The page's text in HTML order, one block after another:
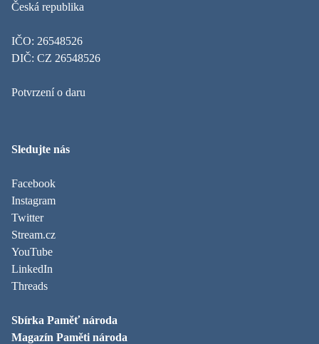
Česká republika
IČO: 26548526
DIČ: CZ 26548526
Potvrzení o daru
Sledujte nás
Facebook
Instagram
Twitter
Stream.cz
YouTube
LinkedIn
Threads
Sbírka Paměť národa
Magazín Paměti národa